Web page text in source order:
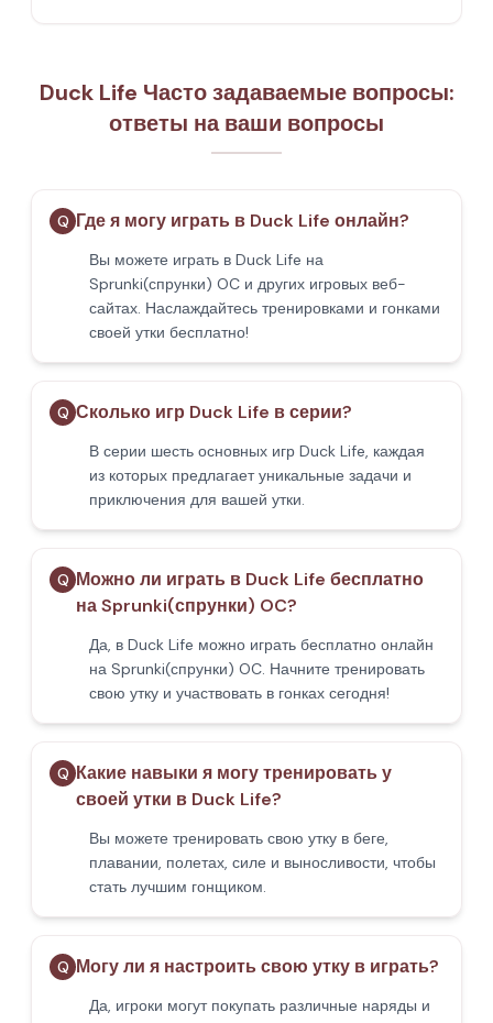
Duck Life Часто задаваемые вопросы:
ответы на ваши вопросы
Q Где я могу играть в Duck Life онлайн?
Вы можете играть в Duck Life на
Sprunki(спрунки) OC и других игровых веб-
сайтах. Наслаждайтесь тренировками и гонками
своей утки бесплатно!
Q Сколько игр Duck Life в серии?
В серии шесть основных игр Duck Life, каждая
из которых предлагает уникальные задачи и
приключения для вашей утки.
Q Можно ли играть в Duck Life бесплатно
на Sprunki(спрунки) OC?
Да, в Duck Life можно играть бесплатно онлайн
на Sprunki(спрунки) OC. Начните тренировать
свою утку и участвовать в гонках сегодня!
Q Какие навыки я могу тренировать у
своей утки в Duck Life?
Вы можете тренировать свою утку в беге,
плавании, полетах, силе и выносливости, чтобы
стать лучшим гонщиком.
Q Могу ли я настроить свою утку в играть?
Да, игроки могут покупать различные наряды и